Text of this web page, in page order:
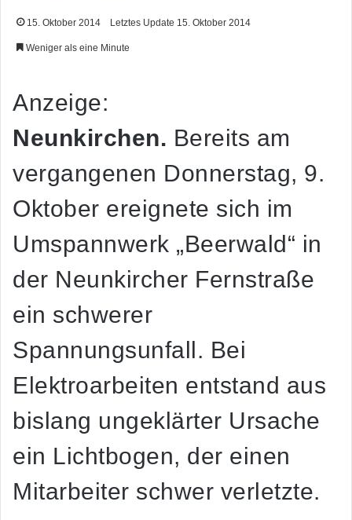
15. Oktober 2014 Letztes Update 15. Oktober 2014
Weniger als eine Minute
Anzeige:
Neunkirchen. Bereits am
vergangenen Donnerstag, 9.
Oktober ereignete sich im
Umspannwerk „Beerwald“ in
der Neunkircher Fernstraße
ein schwerer
Spannungsunfall. Bei
Elektroarbeiten entstand aus
bislang ungeklärter Ursache
ein Lichtbogen, der einen
Mitarbeiter schwer verletzte.